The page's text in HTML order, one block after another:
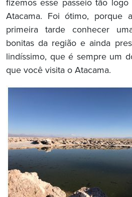
fizemos esse passeio tão
Atacama. Foi ótimo, porque
primeira tarde conhecer
bonitas da região e ainda
lindíssimo, que é sempre um
que você visita o Atacama.